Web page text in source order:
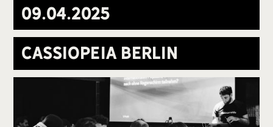
09.04.2025
Cassiopeia Berlin